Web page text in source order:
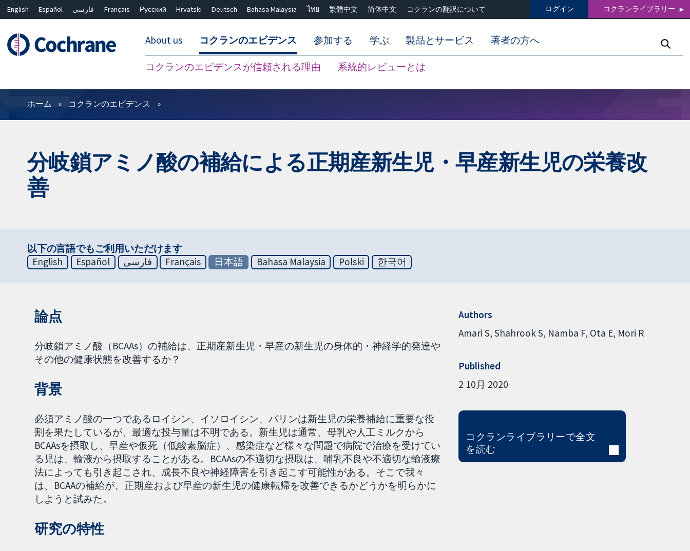
English Español فارسی Français Русский Hrvatski Deutsch Bahasa Malaysia ไทย 繁體中文 简体中文 コクランの翻訳について ログイン コクランライブラリー
About us コクランのエビデンス
コクランのエビデンスが信頼される理由 系統的レビューとは
参加する 学ぶ 製品とサービス 著者の方へ
フィルター
ホーム コクランのエビデンス
分岐鎖アミノ酸の補給による正期産新生児・早産新生児の栄養改
善
以下の言語でもご利用いただけます
English
Español فارسی Français 日本語 Bahasa Malaysia Polski 한국어
論点
分岐鎖アミノ酸（BCAAs）の補給は、正期産新生児・早産の新生児の身体的・神経学的発達や
その他の健康状態を改善するか？
背景
必須アミノ酸の一つであるロイシン、イソロイシン、バリンは新生児の栄養補給に重要な役
割を果たしているが、最適な投与量は不明である。新生児は通常、母乳や人工ミルクから
BCAAsを摂取し、早産や仮死（低酸素脳症）、感染症など様々な問題で病院で治療を受けてい
る児は、輸液から摂取することがある。BCAAsの不適切な摂取は、哺乳不良や不適切な輸液療
法によっても引き起こされ、成長不良や神経障害を引き起こす可能性がある。そこで我々
は、BCAAの補給が、正期産および早産の新生児の健康転帰を改善できるかどうかを明らかに
しようと試みた。
研究の特性
Authors
Amari S Shahrook S Namba F Ota E Mori R
Published
2 10月 2020
コクランライブラリーで全文
を読む